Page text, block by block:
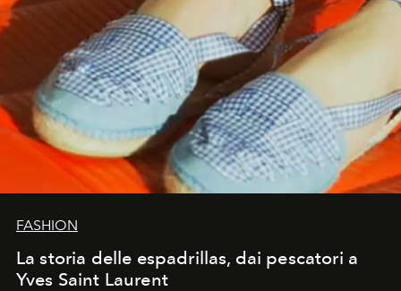
FASHION
La storia delle espadrillas, dai pescatori a
Yves Saint Laurent